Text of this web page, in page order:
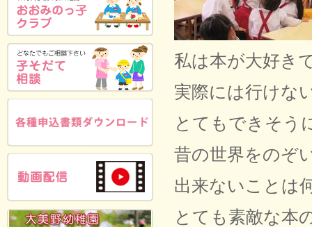
私は本が大好き
実際には行けな
とてもできそう
昔の世界をのぞ
出来ないことは
とても素敵な本